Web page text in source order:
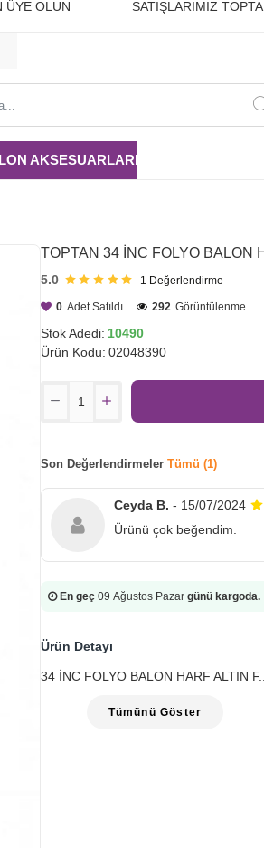
ÜYE OLUN SATIŞLARIMIZ
AKSESUARLARI
TOPTAN 34 İNC FOLYO BALON
5.0 1 Değerlendirme
Stok Adedi: 10490
Ürün Kodu: 02048390
0 Adet Satıldı 292 Görüntülenme
Son Değerlendirmeler Tümü (1)
Ceyda B. - 15/07/2024
Ürünü çok beğendim.
Ürün Detayı
34 İNC FOLYO BALON HARF ALTIN F...
Tümünü Göster
En geç 09 Ağustos Pazar günü kargoda.